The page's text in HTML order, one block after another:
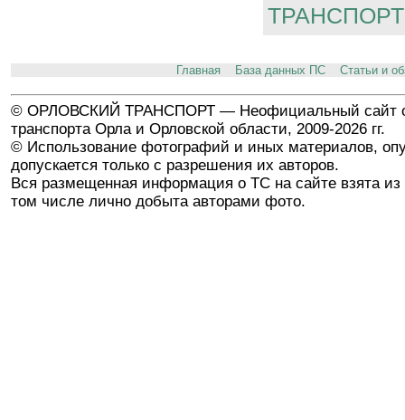
ТРАНСПОРТ
Главная База данных ПС Статьи и
© ОРЛОВСКИЙ ТРАНСПОРТ — Неофициальный сайт
транспорта Орла и Орловской области, 2009-2026 гг.
© Использование фотографий и иных материалов,
допускается только с разрешения их авторов.
Вся размещенная информация о ТС на сайте взята из
том числе лично добыта авторами фото.